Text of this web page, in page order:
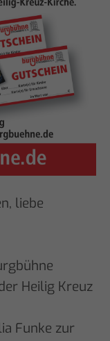
liebe
Heilig Kreuz
Funke zur